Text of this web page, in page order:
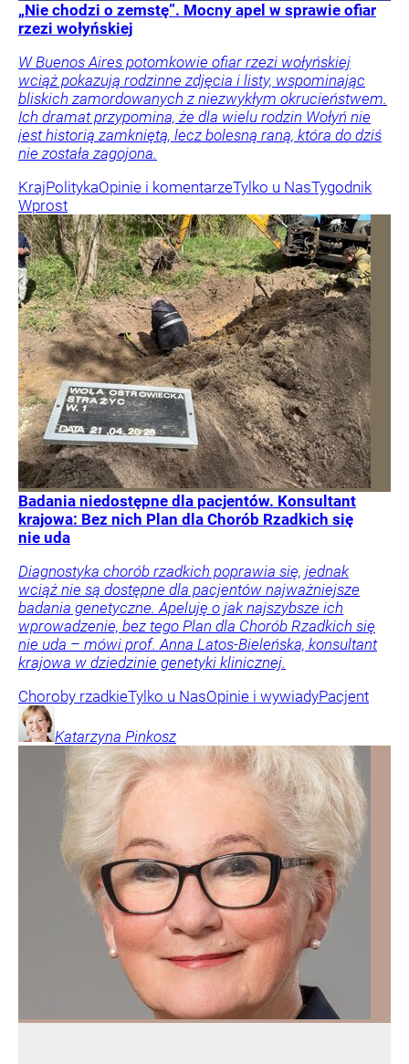
„Nie chodzi o zemstę”. Mocny apel w sprawie ofiar
rzezi wołyńskiej
W Buenos Aires potomkowie ofiar rzezi wołyńskiej
wciąż pokazują rodzinne zdjęcia i listy, wspominając
bliskich zamordowanych z niezwykłym okrucieństwem.
Ich dramat przypomina, że dla wielu rodzin Wołyń nie
jest historią zamkniętą, lecz bolesną raną, która do dziś
nie została zagojona.
KrajPolitykaOpinie i komentarzeTylko u NasTygodnik
Wprost
Badania niedostępne dla pacjentów. Konsultant
krajowa: Bez nich Plan dla Chorób Rzadkich się
nie uda
Diagnostyka chorób rzadkich poprawia się, jednak
wciąż nie są dostępne dla pacjentów najważniejsze
badania genetyczne. Apeluję o jak najszybsze ich
wprowadzenie, bez tego Plan dla Chorób Rzadkich się
nie uda – mówi prof. Anna Latos-Bieleńska, konsultant
krajowa w dziedzinie genetyki klinicznej.
Choroby rzadkieTylko u NasOpinie i wywiadyPacjent
Katarzyna Pinkosz